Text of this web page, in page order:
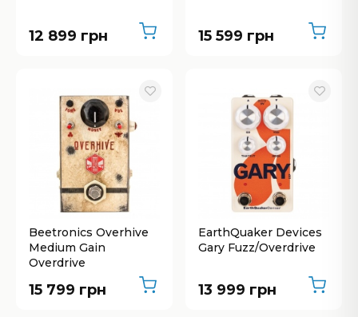
12 899 грн 15 599 грн
Beetronics Overhive
Medium Gain
Overdrive
15 799 грн
EarthQuaker Devices
Gary Fuzz/Overdrive
13 999 грн